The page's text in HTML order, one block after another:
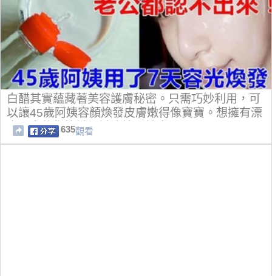
白醋其實蘊藏著美容護膚秘密。只需巧妙利用，可
以讓45歲阿姨容顏煥發皮膚嫩得像寶寶。想擁有漂
亮肌膚的你快試一試這簡單妙方！！
635觀看